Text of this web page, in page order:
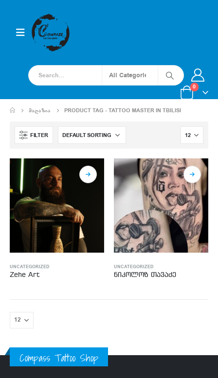
0
ᲛᲐᲦᲐᲖᲘᲐ PRODUCT TAG -TATTOO MASTER IN TBILISI
FILTER
UNCATEGORIZED
Zehe Art
UNCATEGORIZED
ნიკოლოზ თავაძე
Compass Tattoo Shop